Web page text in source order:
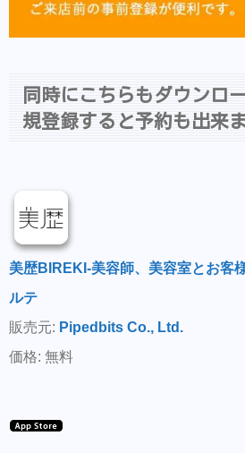
同時にこちらもダウンロ
規登録すると予約も出来ま
美歴BIREKI-美容師、美容室とお客
ルテ
販売元: Pipedbits Co., Ltd.
価格: 無料